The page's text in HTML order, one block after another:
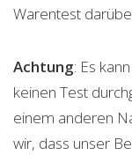
Warentest
Achtung: Es
keinen Test
einem anderen
wir, dass unser